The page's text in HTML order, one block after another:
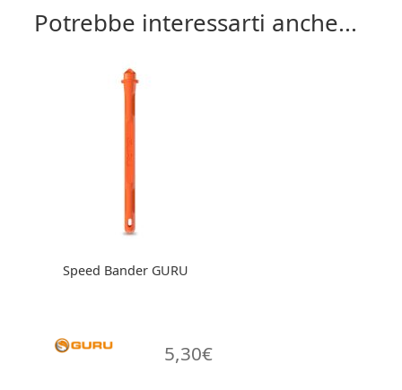
Potrebbe interessarti anche...
Speed Bander GURU
5,30€